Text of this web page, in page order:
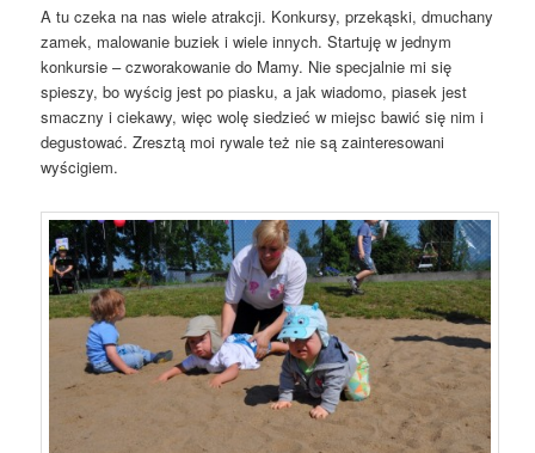
A tu czeka na nas wiele atrakcji. Konkursy, przekąski, dmuchany
zamek, malowanie buziek i wiele innych. Startuję w jednym
konkursie – czworakowanie do Mamy. Nie specjalnie mi się
spieszy, bo wyścig jest po piasku, a jak wiadomo, piasek jest
smaczny i ciekawy, więc wolę siedzieć w miejsc bawić się nim i
degustować. Zresztą moi rywale też nie są zainteresowani
wyścigiem.